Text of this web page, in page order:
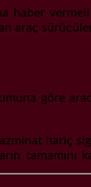
haber
araç
göre
hariç
tamamını